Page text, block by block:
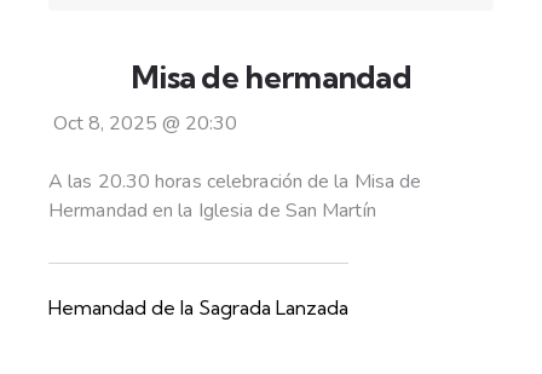
Misa de hermandad
Oct 8, 2025 @ 20:30
A las 20.30 horas celebración de la Misa de
Hermandad en la Iglesia de San Martín
Hemandad de la Sagrada Lanzada